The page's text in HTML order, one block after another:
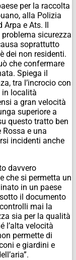
per la raccolta
alla Polizia
Arpa e Ats. Il
sicurezza
soprattutto
dei non residenti.
che confermare
Spiega il
tra l’incrocio con
in località
a gran velocità
superiore a
questo tratto ben
Rossa e una
incidenti anche
davvero
che si permetta un
in un paese
il documento
mai la
sia per la qualità
l’alta velocità
permette di
e giardini e